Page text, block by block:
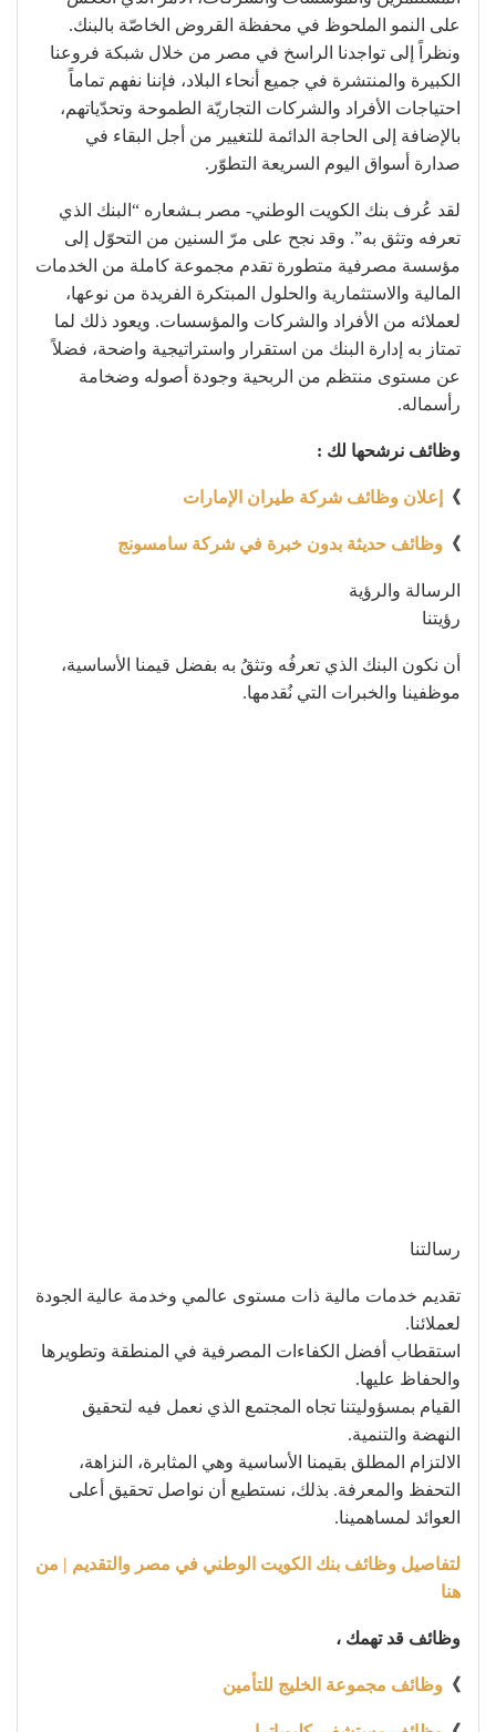
على النمو الملحوظ في محفظة القروض الخاصّة بالبنك.
ونظراً إلى تواجدنا الراسخ في مصر من خلال شبكة فروعنا
الكبيرة والمنتشرة في جميع أنحاء البلاد، فإننا نفهم تماماً
احتياجات الأفراد والشركات التجاريّة الطموحة وتحدّياتهم،
بالإضافة إلى الحاجة الدائمة للتغيير من أجل البقاء في
صدارة أسواق اليوم السريعة التطوّر.
لقد عُرف بنك الكويت الوطني- مصر بـشعاره “البنك الذي
تعرفه وتثق به”. وقد نجح على مرّ السنين من التحوّل إلى
مؤسسة مصرفية متطورة تقدم مجموعة كاملة من الخدمات
المالية والاستثمارية والحلول المبتكرة الفريدة من نوعها،
لعملائه من الأفراد والشركات والمؤسسات. ويعود ذلك لما
تمتاز به إدارة البنك من استقرار واستراتيجية واضحة، فضلاً
عن مستوى منتظم من الربحية وجودة أصوله وضخامة
رأسماله.
وظائف نرشحها لك :
》 إعلان وظائف شركة طيران الإمارات
》 وظائف حديثة بدون خبرة في شركة سامسونج
الرسالة والرؤية
رؤيتنا
أن نكون البنك الذي تعرفُه وتثقُ به بفضل قيمنا الأساسية،
موظفينا والخبرات التي نُقدمها.
رسالتنا
تقديم خدمات مالية ذات مستوى عالمي وخدمة عالية الجودة
لعملائنا.
استقطاب أفضل الكفاءات المصرفية في المنطقة وتطويرها
والحفاظ عليها.
القيام بمسؤوليتنا تجاه المجتمع الذي نعمل فيه لتحقيق
النهضة والتنمية.
الالتزام المطلق بقيمنا الأساسية وهي المثابرة، النزاهة،
التحفظ والمعرفة. بذلك، نستطيع أن نواصل تحقيق أعلى
العوائد لمساهمينا.
لتفاصيل وظائف بنك الكويت الوطني في مصر والتقديم | من
هنا
وظائف قد تهمك ،
》 وظائف مجموعة الخليج للتأمين